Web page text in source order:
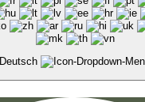
Deutsch